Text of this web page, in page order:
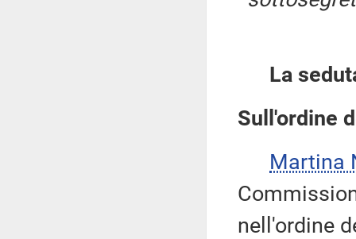
La
Sull'ordine
Martina
nell'ordine